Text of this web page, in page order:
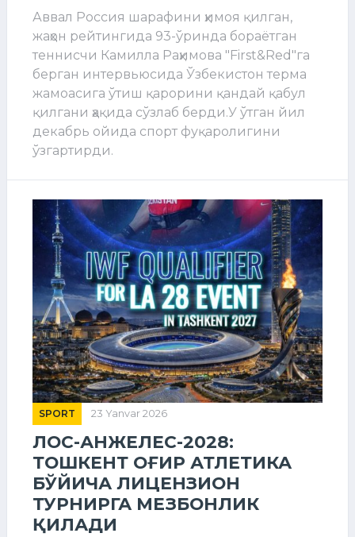
Аввал Россия шарафини ҳимоя қилган,
жаҳон рейтингида 93-ўринда бораётган
теннисчи Камилла Раҳимова "First&Red"га
берган интервьюсида Ўзбекистон терма
жамоасига ўтиш қарорини қандай қабул
қилгани ҳақида сўзлаб берди.У ўтган йил
декабрь ойида спорт фуқаролигини
ўзгартирди.
SPORT 23 Yanvar 2026
ЛОС-АНЖЕЛЕС-2028:
ТОШКЕНТ ОҒИР АТЛЕТИКА
БЎЙИЧА ЛИЦЕНЗИОН
ТУРНИРГА МЕЗБОНЛИК
ҚИЛАДИ